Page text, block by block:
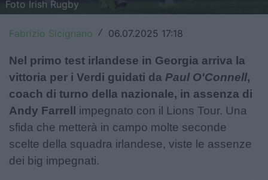
Challenge Cup
World Rugby
Rugby World Cup
Super Rugby
Rugby in TV
Mercato
Serie A Elite
Foto Irish Rugby
Fabrizio Sicignano / 06.07.2025 17:18
Nel primo test irlandese in Georgia arriva la
vittoria per i Verdi guidati da Paul O'Connell,
coach di turno della nazionale, in assenza di
Andy Farrell impegnato con il Lions Tour. Una
sfida che metterà in campo molte seconde
scelte della squadra irlandese, viste le assenze
dei big impegnati.